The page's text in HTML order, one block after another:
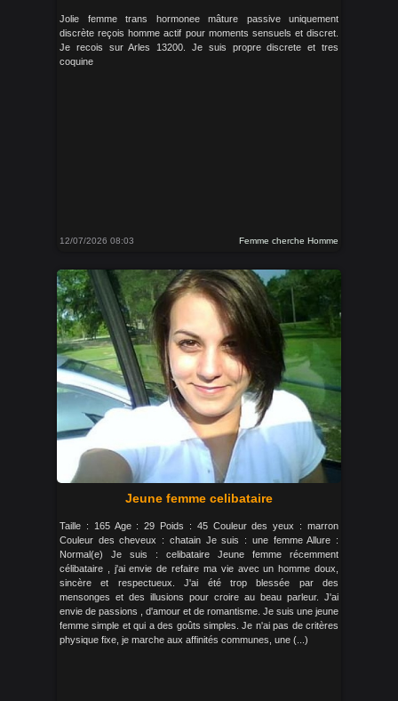
Jolie femme trans hormonee mâture passive uniquement
discrète reçois homme actif pour moments sensuels et discret.
Je recois sur Arles 13200. Je suis propre discrete et tres
coquine
12/07/2026 08:03 Femme cherche Homme
Jeune femme celibataire
Taille : 165 Age : 29 Poids : 45 Couleur des yeux : marron
Couleur des cheveux : chatain Je suis : une femme Allure :
Normal(e) Je suis : celibataire Jeune femme récemment
célibataire , j'ai envie de refaire ma vie avec un homme doux,
sincère et respectueux. J'ai été trop blessée par des
mensonges et des illusions pour croire au beau parleur. J'ai
envie de passions , d'amour et de romantisme. Je suis une jeune
femme simple et qui a des goûts simples. Je n'ai pas de critères
physique fixe, je marche aux affinités communes, une (...)